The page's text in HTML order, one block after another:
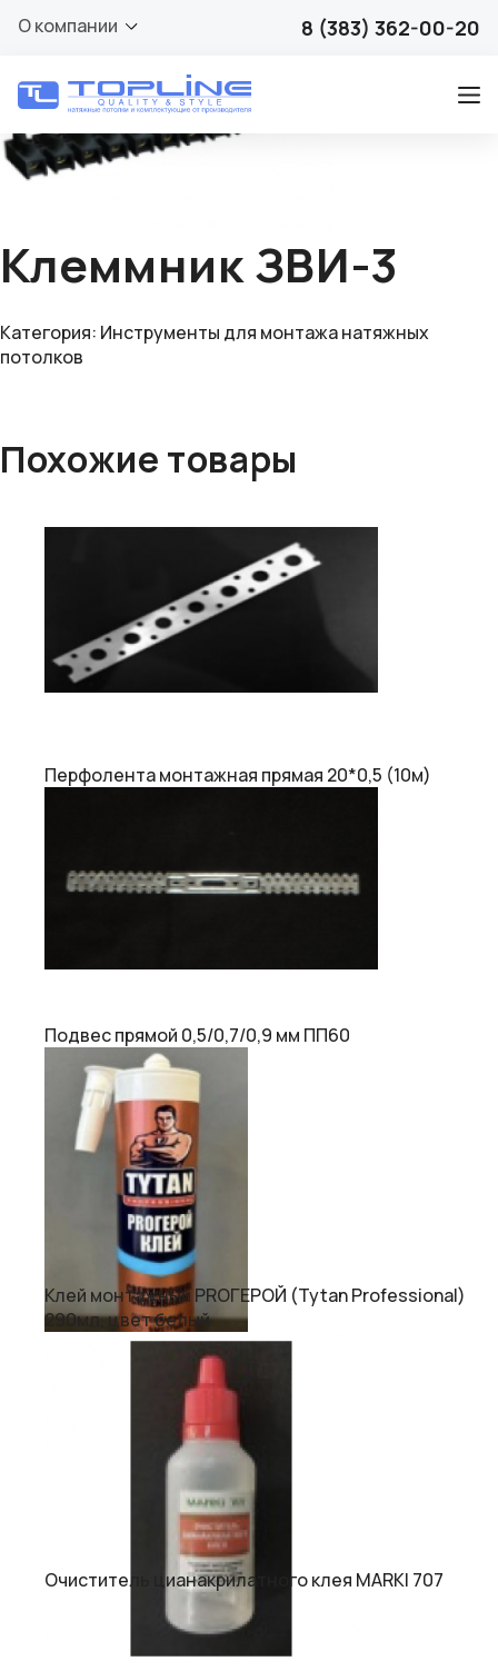
О компании 8 (383) 362-00-20
Клеммник ЗВИ-3
Категория: Инструменты для монтажа натяжных
потолков
Похожие товары
Перфолента монтажная прямая 20*0,5 (10м)
Подвес прямой 0,5/0,7/0,9 мм ПП60
Клей монтажный PROГЕРОЙ (Tytan Professional)
290мл, цвет белый
Очиститель цианакрилатного клея MARKI 707